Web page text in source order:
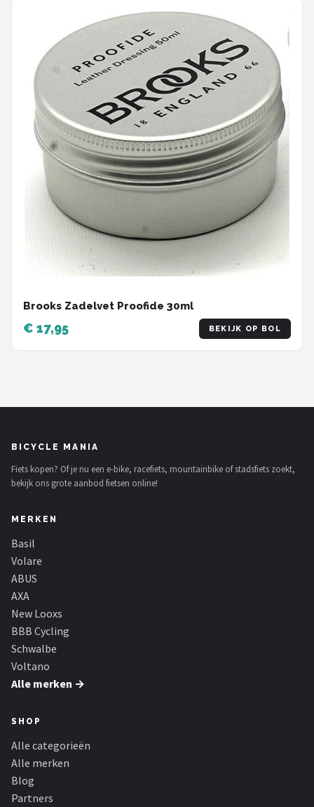
Brooks Zadelvet Proofide 30ml
€ 17,95 BEKIJK OP BOL
BICYCLE MANIA
Fiets kopen? Of je nu een e-bike, racefiets, mountainbike of stadsfiets zoekt,
bekijk ons grote aanbod fietsen online!
MERKEN
Basil
Volare
ABUS
AXA
New Looxs
BBB Cycling
Schwalbe
Voltano
Alle merken →
SHOP
Alle categorieën
Alle merken
Blog
Partners